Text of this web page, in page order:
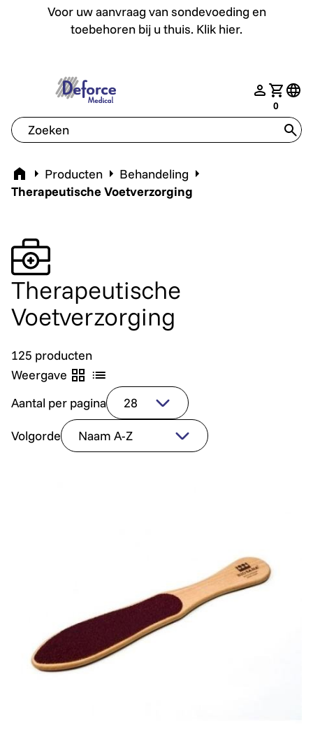
Voor uw aanvraag van sondevoeding en
toebehoren bij u thuis. Klik hier.
Voor uw aanvraag van sondevoeding en toebehoren bij
nav.login
Jouw
0
deforce.togglemenu
Home Producten
Behandeling
Therapeutische Voetverzorging
Therapeutische
Voetverzorging
125 producten
Weergave
Aantal per pagina
Volgorde